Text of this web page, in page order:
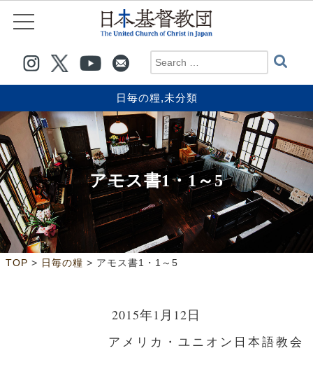
日毎の糧,未分類
アモス書1・1～5
TOP > 日毎の糧 > アモス書1・1～5
2015年1月12日
アメリカ・ユニオン日本語教会